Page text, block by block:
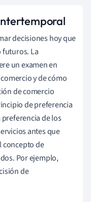
decisiones hoy que
futuros. La
un examen en
y de cómo
de comercio
de preferencia
de los
antes que
concepto de
Por ejemplo,
de